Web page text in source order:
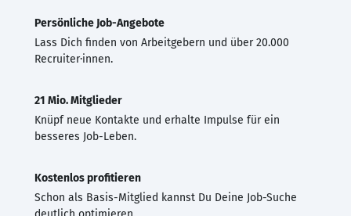
Persönliche Job-Angebote
Lass Dich finden von Arbeitgebern und über 20.000
Recruiter·innen.
21 Mio. Mitglieder
Knüpf neue Kontakte und erhalte Impulse für ein
besseres Job-Leben.
Kostenlos profitieren
Schon als Basis-Mitglied kannst Du Deine Job-Suche